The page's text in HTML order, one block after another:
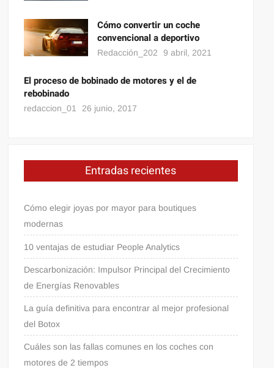
Cómo convertir un coche
convencional a deportivo
Redacción_202 9 abril, 2021
El proceso de bobinado de motores y el de
rebobinado
redaccion_01 26 junio, 2017
Entradas recientes
Cómo elegir joyas por mayor para boutiques
modernas
10 ventajas de estudiar People Analytics
Descarbonización: Impulsor Principal del Crecimiento
de Energías Renovables
La guía definitiva para encontrar al mejor profesional
del Botox
Cuáles son las fallas comunes en los coches con
motores de 2 tiempos